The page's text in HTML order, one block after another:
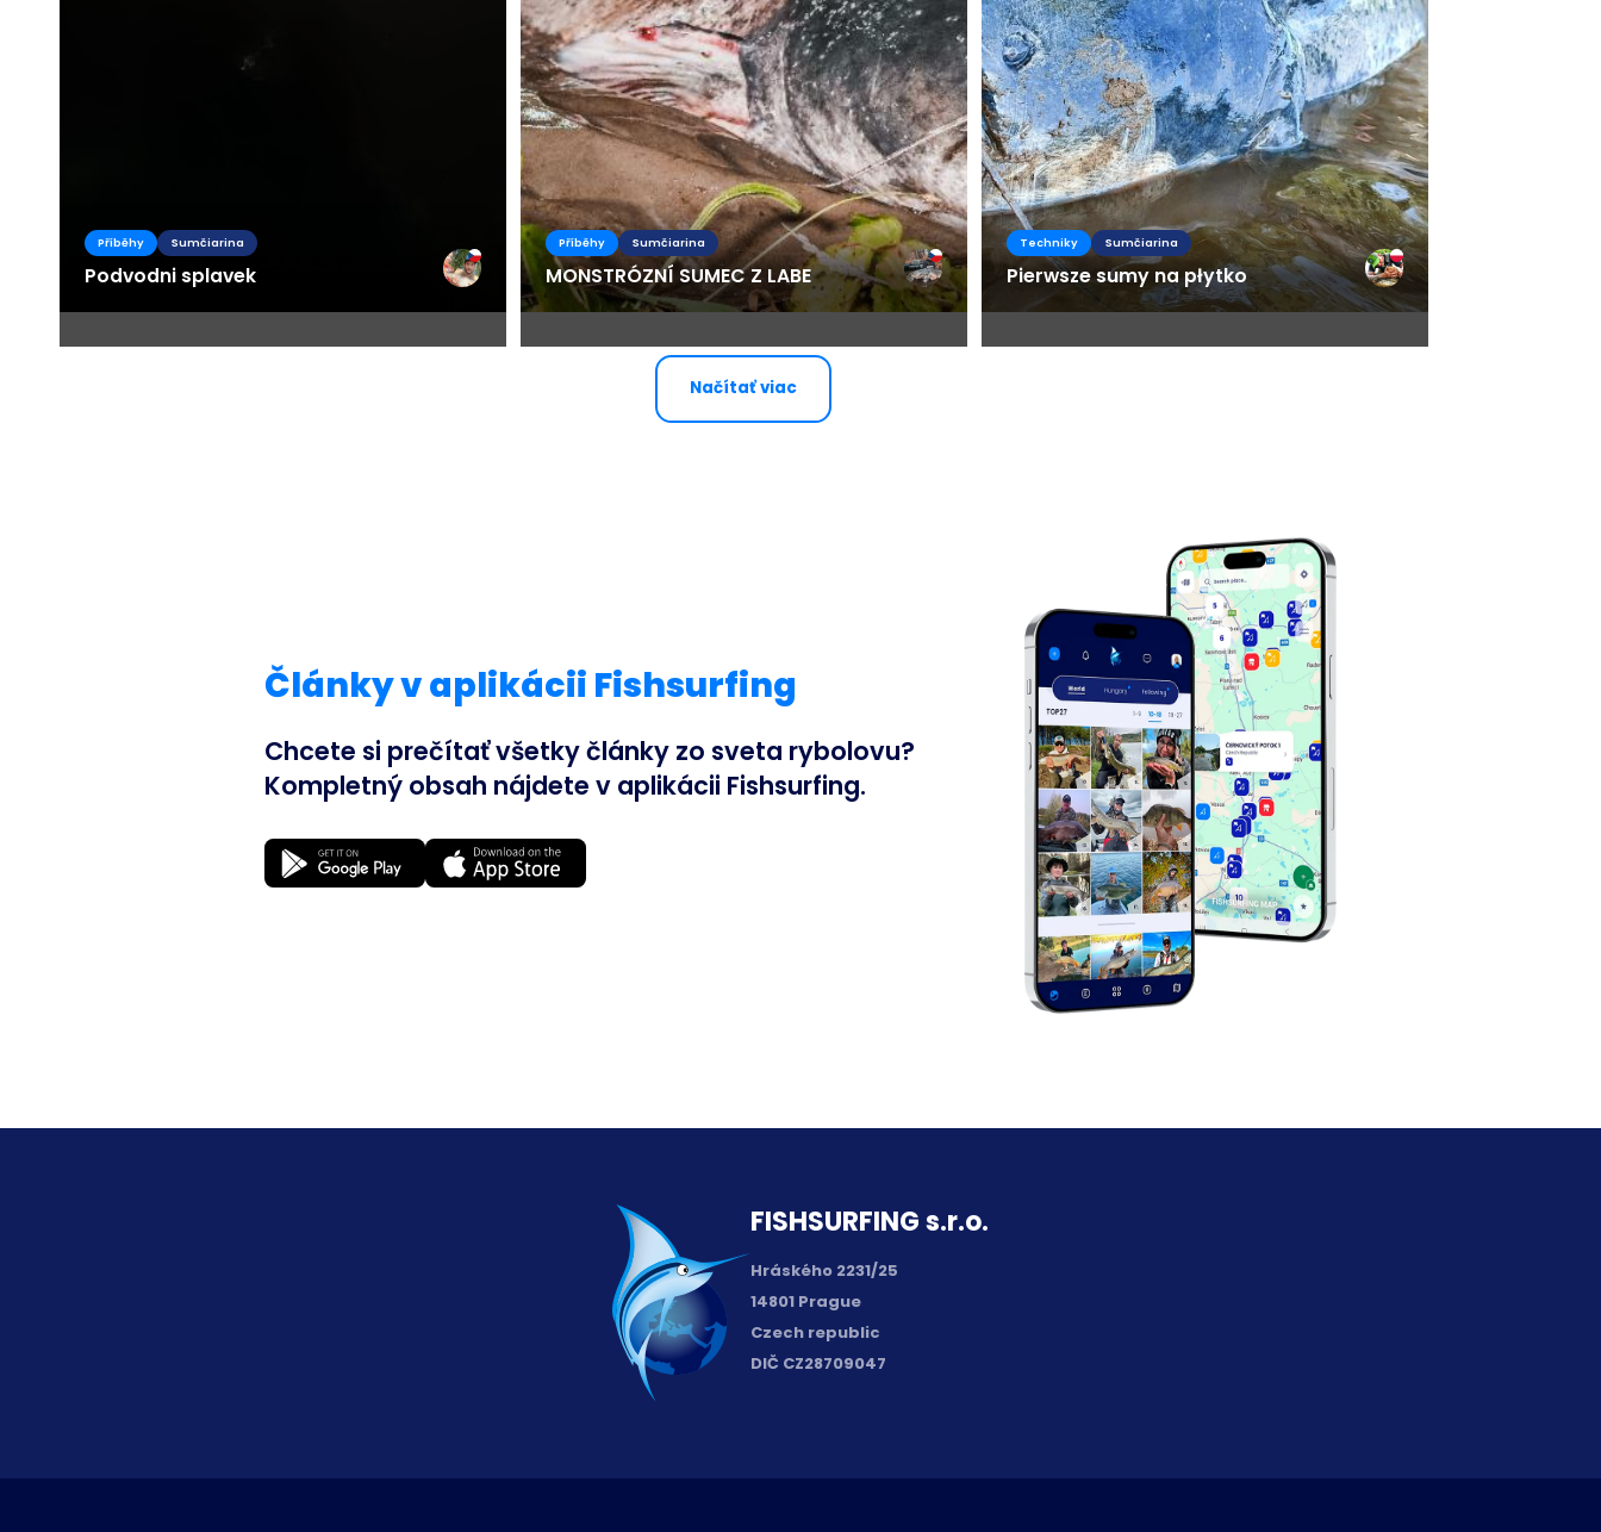
Příběhy Sumčiarina
Podvodni splavek
Příběhy Sumčiarina
MONSTRÓZNÍ SUMEC Z LABE
Techniky Sumčiarina
Pierwsze sumy na płytko
Načítať viac
Články v aplikácii Fishsurfing
Chcete si prečítať všetky články zo sveta rybolovu?
Kompletný obsah nájdete v aplikácii Fishsurfing.
FISH­SURFING s.r.o.
Hráského 2231/25
14801 Prague
Czech republic
DIČ CZ28709047